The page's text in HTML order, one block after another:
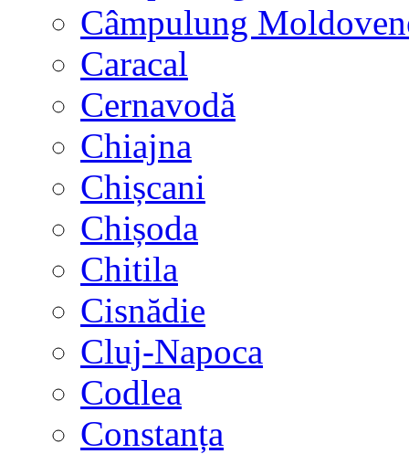
Câmpulung
Caracal
Cernavodă
Chiajna
Chișcani
Chișoda
Chitila
Cisnădie
Cluj-Napoca
Codlea
Constanța